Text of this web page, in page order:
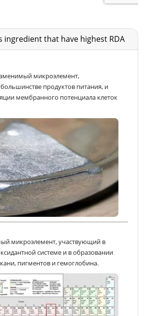
ingredient that have highest RDA
микроэлемент,
продуктов питания, и
мембранного потенциала клеток
микроэлемент, участвующий в
системе и в образовании
пигментов и гемоглобина.